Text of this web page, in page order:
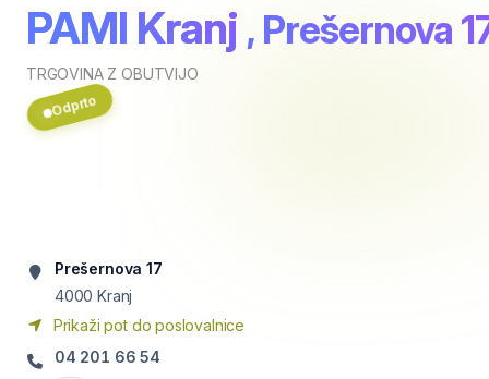
PAMI Kranj , Prešernova
TRGOVINA Z OBUTVIJO
Odprto
Prešernova 17
4000 Kranj
Prikaži pot do poslovalnice
04 201 66 54